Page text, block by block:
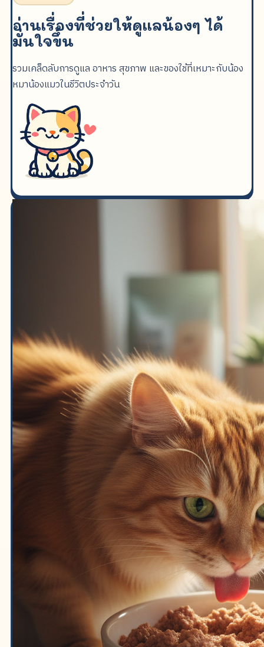
อ่านเรื่องที่ช่วยให้ดูแลน้องๆ ได้
มั่นใจขึ้น
รวมเคล็ดลับการดูแล อาหาร สุขภาพ และของใช้ที่เหมาะกับน้อง
หมาน้องแมวในชีวิตประจำวัน